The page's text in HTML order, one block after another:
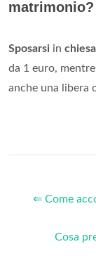
matrimonio?
Sposarsi in chiesa
da 1 euro, mentre
anche una libera
⇐ Come
Cosa